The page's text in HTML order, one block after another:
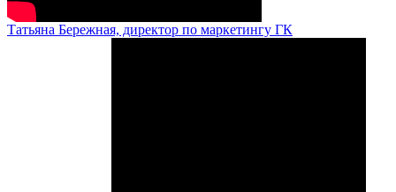
Татьяна Бережная, директор по маркетингу ГК